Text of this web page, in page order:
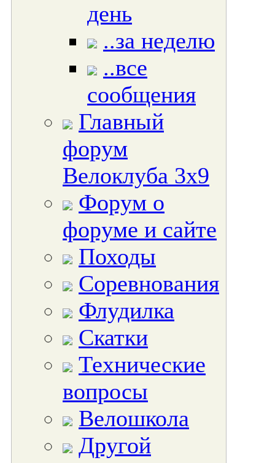
день
..за неделю
..все
сообщения
Главный
форум
Велоклуба 3х9
Форум о
форуме и сайте
Походы
Соревнования
Флудилка
Скатки
Технические
вопросы
Велошкола
Другой